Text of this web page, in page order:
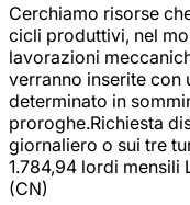
Cerchiamo risorse
cicli produttivi, nel
lavorazioni
verranno inserite con
determinato in
proroghe.Richiesta
giornaliero o sui tre
1.784,94 lordi mensili
(CN)